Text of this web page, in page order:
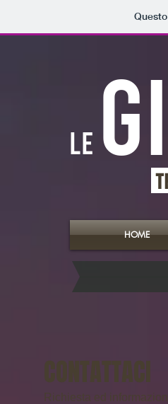
LE
HOME
CONTATTACI
Richiesta ed